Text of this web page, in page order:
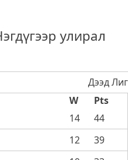
улирал
Дээд Лиг
W
Pts
14
44
12
39